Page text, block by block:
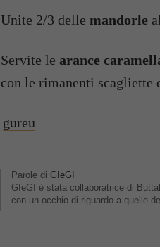
Unite 2/3 delle mandorle
Servite le arance
con le rimanenti scagliette
gureu
Parole di GIeGI
GIeGI è stata collaboratrice di
con un occhio di riguardo a quelle